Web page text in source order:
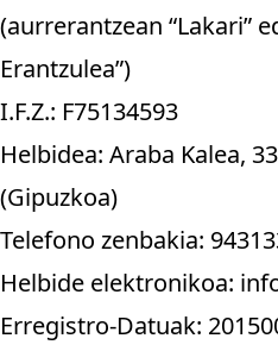
(aurrerantzean “Lakari”
Erantzulea”)
I.F.Z.: F75134593
Helbidea: Araba Kalea,
(Gipuzkoa)
Telefono zenbakia:
Helbide elektronikoa:
Erregistro-Datuak: